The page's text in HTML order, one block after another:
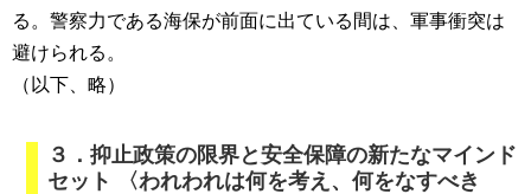
る。警察力である海保が前面に出ている間は、軍事衝突は
避けられる。
（以下、略）
３．抑止政策の限界と安全保障の新たなマインド
セット 〈われわれは何を考え、何をなすべき